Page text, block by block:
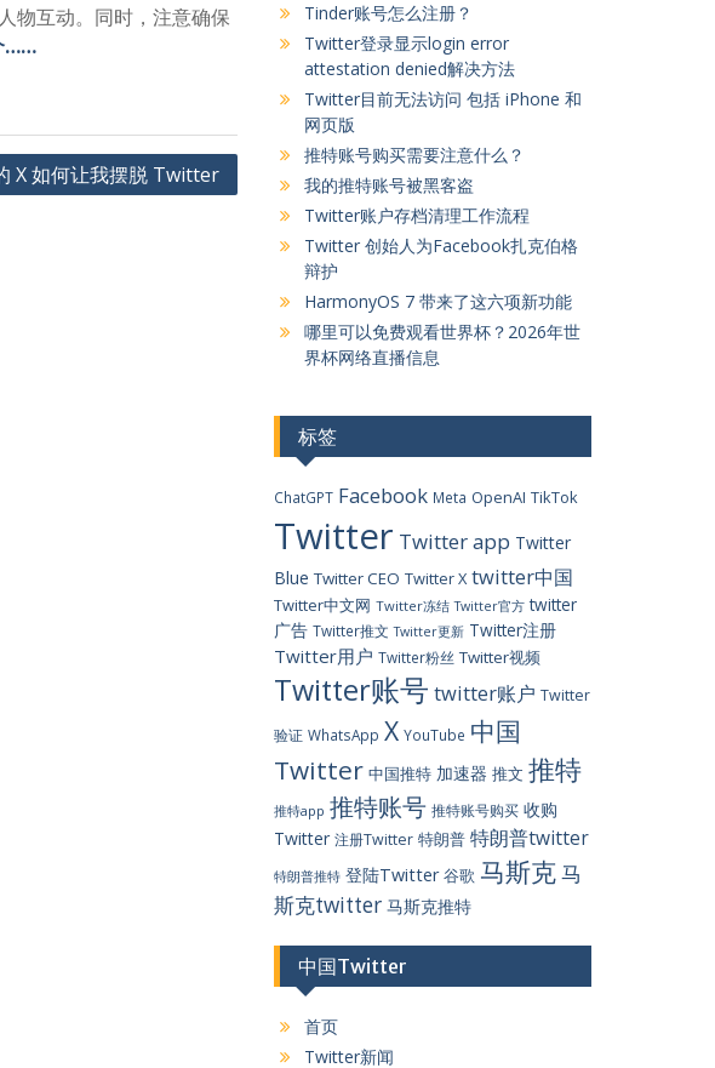
物互动。同时，注意确保
……
X 如何让我摆脱 Twitter
Tinder账号怎么注册？
Twitter登录显示login error
attestation denied解决方法
Twitter目前无法访问 包括 iPhone 和
网页版
推特账号购买需要注意什么？
我的推特账号被黑客盗
Twitter账户存档清理工作流程
Twitter 创始人为Facebook扎克伯格
辩护
HarmonyOS 7 带来了这六项新功能
哪里可以免费观看世界杯？2026年世
界杯网络直播信息
标签
ChatGPT Facebook Meta OpenAI TikTok
Twitter Twitter app Twitter
Blue Twitter CEO Twitter X twitter中国
Twitter中文网 Twitter冻结 Twitter官方 twitter
广告 Twitter推文 Twitter更新 Twitter注册
Twitter用户 Twitter粉丝 Twitter视频
Twitter账号 twitter账户 Twitter
验证 WhatsApp X YouTube 中国
Twitter 中国推特 加速器 推文 推特
推特app 推特账号 推特账号购买 收购
Twitter 注册Twitter 特朗普 特朗普twitter
特朗普推特 登陆Twitter 谷歌 马斯克马
斯克twitter 马斯克推特
中国Twitter
首页
Twitter新闻